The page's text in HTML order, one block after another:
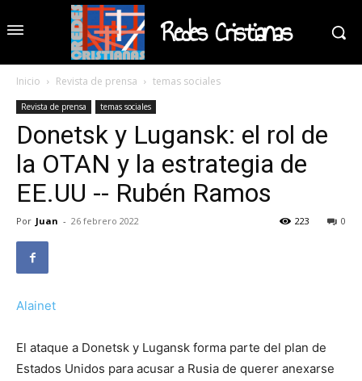
Redes Cristianas
Inicio Revista de prensa temas sociales
Revista de prensa temas sociales
Donetsk y Lugansk: el rol de
la OTAN y la estrategia de
EE.UU -- Rubén Ramos
Por Juan - 26 febrero 2022 0
223
Alainet
El ataque a Donetsk y Lugansk forma parte del plan de
Estados Unidos para acusar a Rusia de querer anexarse